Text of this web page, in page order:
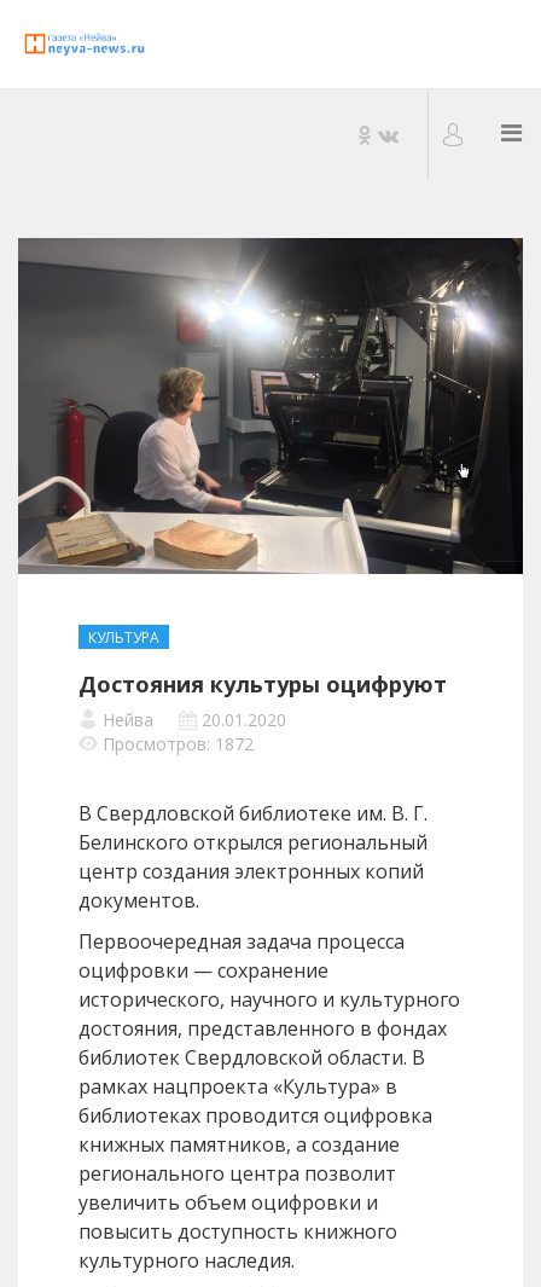
КУЛЬТУРА
Достояния культуры оцифруют
Нейва
20.01.2020
Просмотров: 1872
В Свердловской библиотеке им. В. Г.
Белинского открылся региональный
центр создания электронных копий
документов.
Первоочередная задача процесса
оцифровки — сохранение
исторического, научного и культурного
достояния, представленного в фондах
библиотек Свердловской области. В
рамках нацпроекта «Культура» в
библиотеках проводится оцифровка
книжных памятников, а создание
регионального центра позволит
увеличить объем оцифровки и
повысить доступность книжного
культурного наследия.